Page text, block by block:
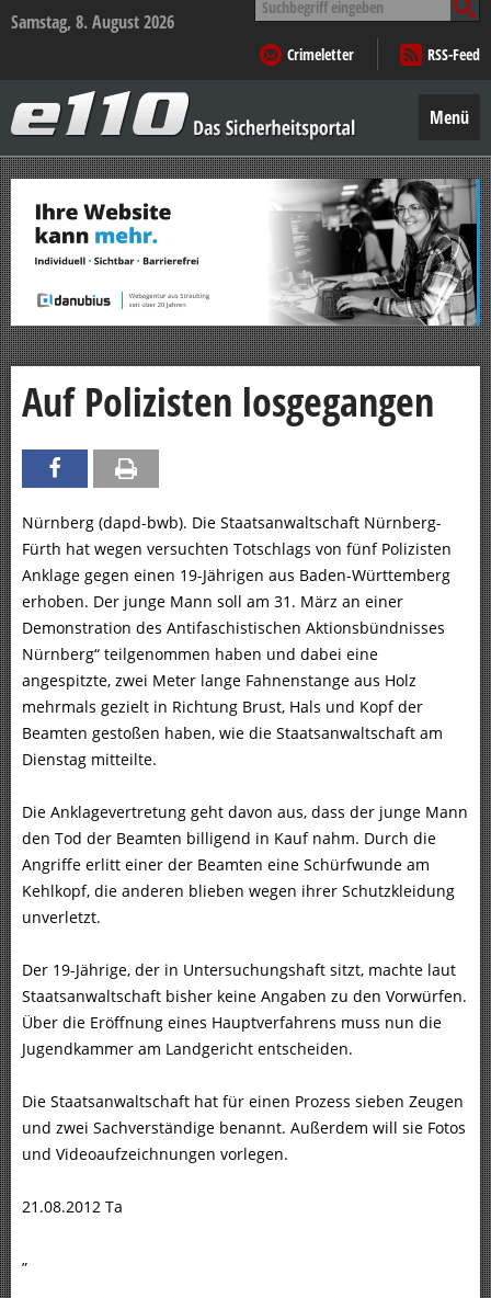
Samstag, 8. August 2026
nach:
Crimeletter
RSS-Feed
–
Das
Sicherheitsportal
Menü
Zum
Inhalt
springen
Auf Polizisten losgegangen
Nürnberg (dapd-bwb). Die Staatsanwaltschaft Nürnberg-
Fürth hat wegen versuchten Totschlags von fünf Polizisten
Anklage gegen einen 19-Jährigen aus Baden-Württemberg
erhoben. Der junge Mann soll am 31. März an einer
Demonstration des Antifaschistischen Aktionsbündnisses
Nürnberg“ teilgenommen haben und dabei eine
angespitzte, zwei Meter lange Fahnenstange aus Holz
mehrmals gezielt in Richtung Brust, Hals und Kopf der
Beamten gestoßen haben, wie die Staatsanwaltschaft am
Dienstag mitteilte.
Die Anklagevertretung geht davon aus, dass der junge Mann
den Tod der Beamten billigend in Kauf nahm. Durch die
Angriffe erlitt einer der Beamten eine Schürfwunde am
Kehlkopf, die anderen blieben wegen ihrer Schutzkleidung
unverletzt.
Der 19-Jährige, der in Untersuchungshaft sitzt, machte laut
Staatsanwaltschaft bisher keine Angaben zu den Vorwürfen.
Über die Eröffnung eines Hauptverfahrens muss nun die
Jugendkammer am Landgericht entscheiden.
Die Staatsanwaltschaft hat für einen Prozess sieben Zeugen
und zwei Sachverständige benannt. Außerdem will sie Fotos
und Videoaufzeichnungen vorlegen.
21.08.2012 Ta
„